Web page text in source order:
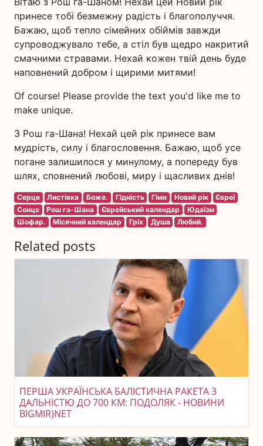
принесе тобі безмежну радість і благополуччя.
Бажаю, щоб тепло сімейних обіймів завжди
супроводжувало тебе, а стіл був щедро накритий
смачними стравами. Нехай кожен твій день буде
наповнений добром і щирими митями!
Of course! Please provide the text you'd like me to
make unique.
З Рош га-Шана! Нехай цей рік принесе вам
мудрість, силу і благословення. Бажаю, щоб усе
погане залишилося у минулому, а попереду був
шлях, сповнений любові, миру і щасливих днів!
Серце Листівка Боже. Гідність Гімн Новий рік
Євреї
Сонце
Рош га-Шана Єврейський календар
Юдаїзм
Шофар.
Місячний календар Гріх Душа Любий.
Related posts
ПЕРША УКРАЇНСЬКА БАЛІСТИЧНА РАКЕТА З
ДАЛЬНІСТЮ ДО 700 КМ: ПОДОЛЯК - НОВИНИ
BIGMIR)NET